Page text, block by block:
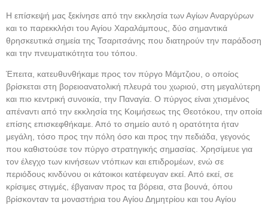
Η επίσκεψή μας ξεκίνησε από την εκκλησία των Αγίων Αναργύρων
και το παρεκκλήσι του Αγίου Χαραλάμπους, δύο σημαντικά
θρησκευτικά σημεία της Τσαριτσάνης που διατηρούν την παράδοση
και την πνευματικότητα του τόπου.
Έπειτα, κατευθυνθήκαμε προς τον πύργο Μάμτζιου, ο οποίος
βρίσκεται στη βορειοανατολική πλευρά του χωριού, στη μεγαλύτερη
και πιο κεντρική συνοικία, την Παναγία. Ο πύργος είναι χτισμένος
απέναντι από την εκκλησία της Κοιμήσεως της Θεοτόκου, την οποία
επίσης επισκεφθήκαμε. Από το σημείο αυτό η ορατότητα ήταν
μεγάλη, τόσο προς την πόλη όσο και προς την πεδιάδα, γεγονός
που καθιστούσε τον πύργο στρατηγικής σημασίας. Χρησίμευε για
τον έλεγχο των κινήσεων ντόπιων και επιδρομέων, ενώ σε
περιόδους κινδύνου οι κάτοικοι κατέφευγαν εκεί. Από εκεί, σε
κρίσιμες στιγμές, έβγαιναν προς τα βόρεια, στα βουνά, όπου
βρίσκονταν τα μοναστήρια του Αγίου Δημητρίου και του Αγίου